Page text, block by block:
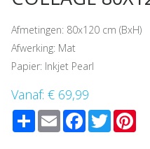
Afmetingen: 80x120 cm (BxH)
Afwerking: Mat
Papier: Inkjet Pearl
Vanaf: € 69,99
ShareEmailFacebook
Twitter